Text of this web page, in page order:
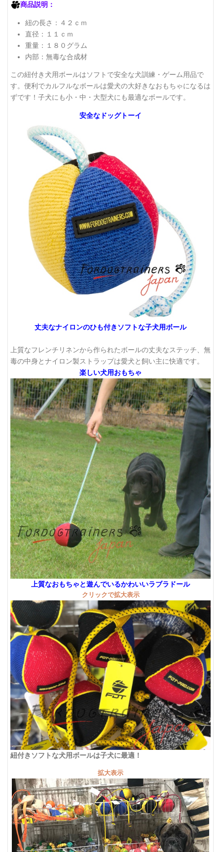
商品説明：
紐の長さ：４２ｃｍ
直径：１１ｃｍ
重量：１８０グラム
内部：無毒な合成材
この紐付き犬用ボールはソフトで安全な犬訓練・ゲーム用品で
す。便利でカルフルなボールは愛犬の大好きなおもちゃになるは
ずです！子犬にも小・中・大型犬にも最適なボールです。
安全なドッグトーイ
丈夫なナイロンのひも付きソフトな子犬用ボール
上質なフレンチリネンから作られたボールの丈夫なステッチ、無
毒の中身とナイロン製ストラップは愛犬と飼い主に快適です。
楽しい犬用おもちゃ
上質なおもちゃと遊んでいるかわいいラブラドール
クリックで拡大表示
紐付きソフトな犬用ボールは子犬に最適！
拡大表示